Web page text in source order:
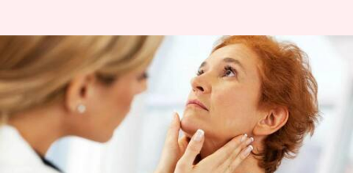
குளிர்கால நேரங்களில்
பருவகால மாற்றங்கள்
உண்மையில்
ஹைப்போதைராய்டை
பாதிக்கிறதா?